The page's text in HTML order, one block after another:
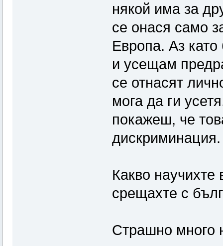
някой има за
се онася само
Европа. Аз като
и усещам
се отнасят
мога да ги
покажеш, че
дискриминация.
Какво
срещахте с
Страшно